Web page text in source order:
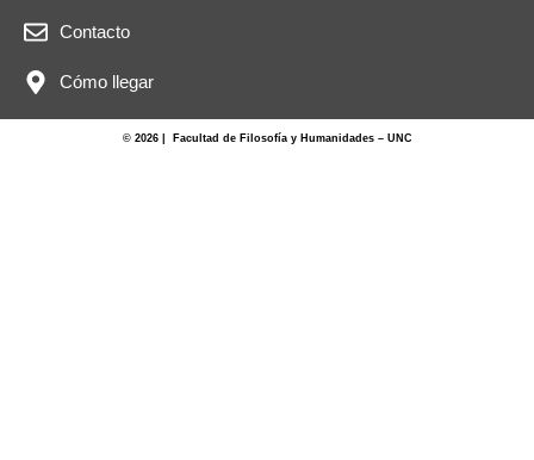
Contacto
Cómo llegar
© 2026 | Facultad de Filosofía y Humanidades – UNC